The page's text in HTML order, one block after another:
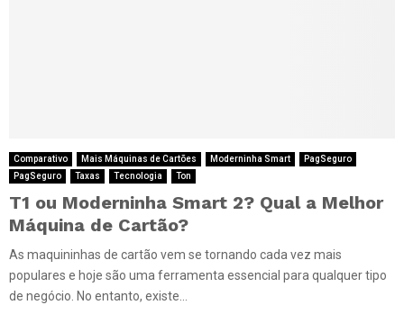
Comparativo Mais Máquinas de Cartões Moderninha Smart
PagSeguro
PagSeguro
Taxas Tecnologia Ton
T1 ou Moderninha Smart 2? Qual a Melhor
Máquina de Cartão?
As maquininhas de cartão vem se tornando cada vez mais
populares e hoje são uma ferramenta essencial para qualquer tipo
de negócio. No entanto, existe...